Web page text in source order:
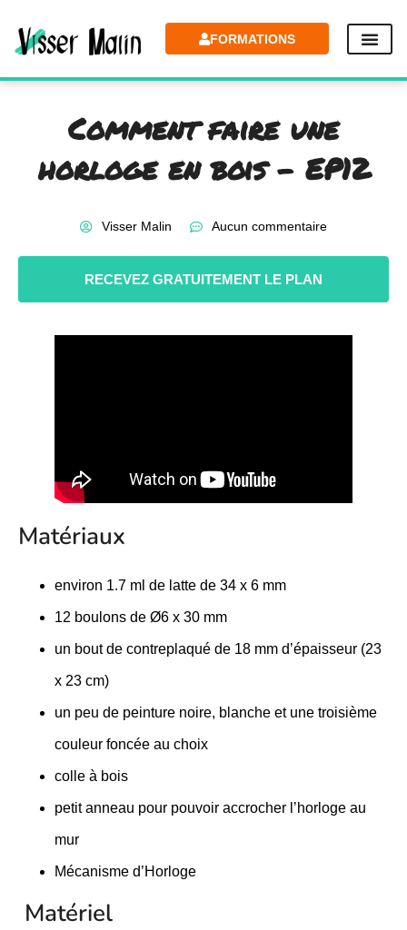
FORMATIONS
Comment faire une
horloge en bois – EP12
Visser Malin Aucun commentaire
RECEVEZ GRATUITEMENT LE PLAN
Matériaux
environ 1.7 ml de latte de 34 x 6 mm
12 boulons de Ø6 x 30 mm
un bout de contreplaqué de 18 mm d’épaisseur (23
x 23 cm)
un peu de peinture noire, blanche et une troisième
couleur foncée au choix
colle à bois
petit anneau pour pouvoir accrocher l’horloge au
mur
Mécanisme d’Horloge
Matériel